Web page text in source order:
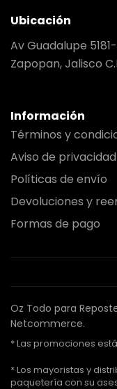
Ubicación
Av Guadalupe
Zapopan, Jalisco
Información
Términos y
Aviso de privacidad
Políticas de envío
Devoluciones y
Formas de pago
Oz Todo para
Netcommerce.
* Las promociones
* Los mayoristas y
paquetería con su